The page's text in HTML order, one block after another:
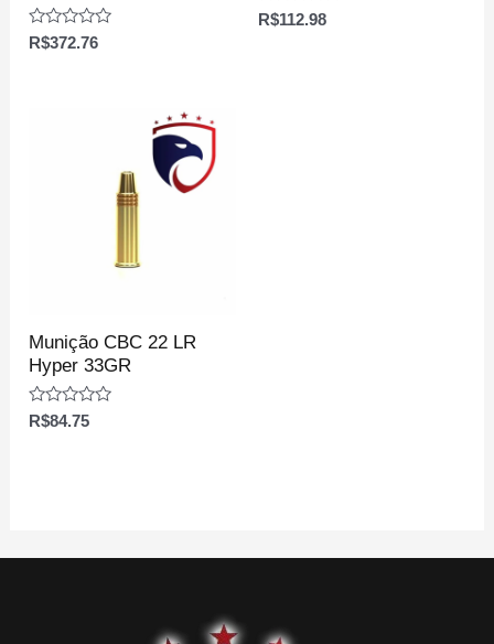
Avaliação
R$372.76
Avaliação
R$112.98
Munição CBC 22 LR
Hyper 33GR
Avaliação
R$84.75